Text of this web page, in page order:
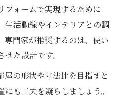
フォームで実現するために
生活動線やインテリアとの調
専門家が推奨するのは、使い
た設計です。
屋の形状や寸法比を目指すと
も工夫を凝らしましょう。